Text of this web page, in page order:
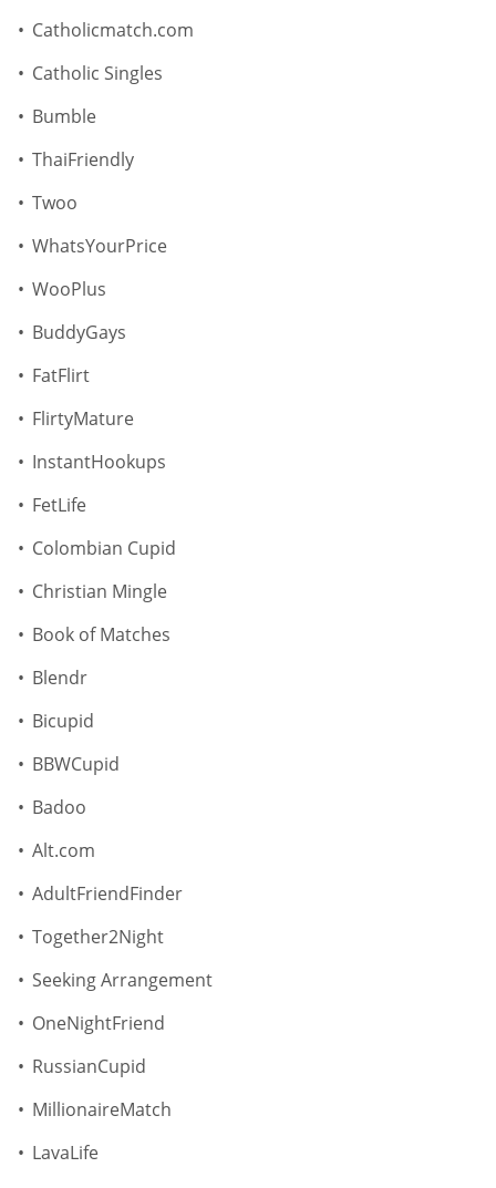
Catholicmatch.com
Catholic Singles
Bumble
ThaiFriendly
Twoo
WhatsYourPrice
WooPlus
BuddyGays
FatFlirt
FlirtyMature
InstantHookups
FetLife
Colombian Cupid
Christian Mingle
Book of Matches
Blendr
Bicupid
BBWCupid
Badoo
Alt.com
AdultFriendFinder
Together2Night
Seeking Arrangement
OneNightFriend
RussianCupid
MillionaireMatch
LavaLife